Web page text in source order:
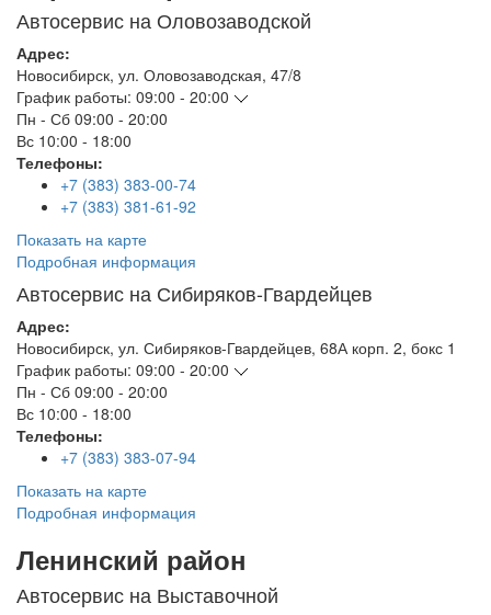
Автосервис на Оловозаводской
Адрес:
Новосибирск, ул. Оловозаводская, 47/8
График работы: 09:00 - 20:00
Пн - Сб 09:00 - 20:00
Вс 10:00 - 18:00
Телефоны:
+7 (383) 383-00-74
+7 (383) 381-61-92
Показать на карте
Подробная информация
Автосервис на Сибиряков-Гвардейцев
Адрес:
Новосибирск, ул. Сибиряков-Гвардейцев, 68А корп. 2, бокс 1
График работы: 09:00 - 20:00
Пн - Сб 09:00 - 20:00
Вс 10:00 - 18:00
Телефоны:
+7 (383) 383-07-94
Показать на карте
Подробная информация
Ленинский район
Автосервис на Выставочной